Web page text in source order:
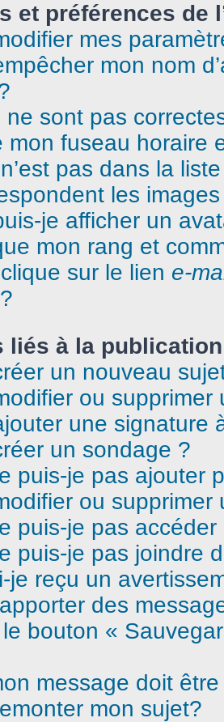
et préférences de
mes
mon nom
ne sont pas
mon fuseau horaire
pas dans la
les
je afficher un
mon rang et
sur le lien e-
liés à la
un nouveau
ou supprimer
une signature
un sondage ?
puis-je pas ajouter
ou supprimer
puis-je pas
puis-je pas joindre
je reçu un
des
bouton «
message doit
mon sujet?